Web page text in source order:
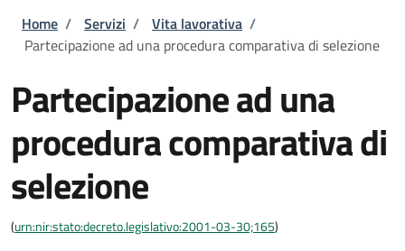
Briciole di pane
Home / Servizi / Vita lavorativa /
Partecipazione ad una procedura comparativa di selezione
Partecipazione ad una
procedura comparativa di
selezione
(urn:nir:stato:decreto.legislativo:2001-03-30;165)